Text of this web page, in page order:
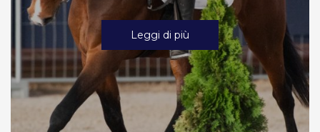
Leggi di più